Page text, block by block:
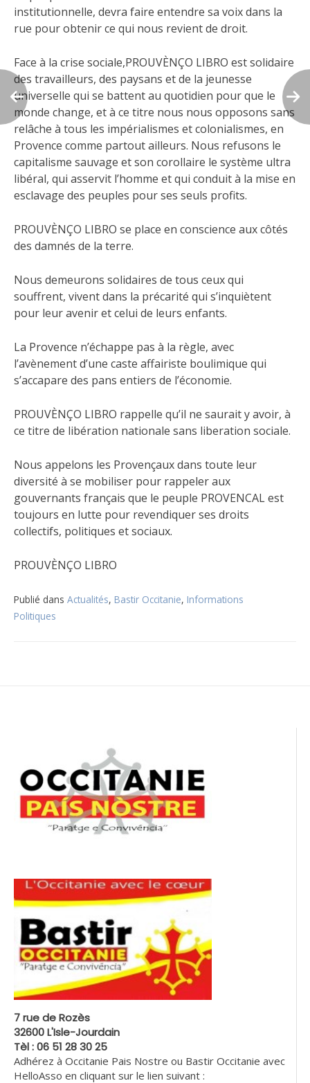
institutionnelle, devra faire entendre sa voix dans la
rue pour obtenir ce qui nous revient de droit.
Face à la crise sociale,PROUVÈNÇO LIBRO est solidaire
des travailleurs, des paysans et de la jeunesse
universelle qui se battent au quotidien pour que le
monde change, et à ce titre nous nous opposons sans
relâche à tous les impérialismes et colonialismes, en
Provence comme partout ailleurs. Nous refusons le
capitalisme sauvage et son corollaire le système ultra
libéral, qui asservit l’homme et qui conduit à la mise en
esclavage des peuples pour ses seuls profits.
PROUVÈNÇO LIBRO se place en conscience aux côtés
des damnés de la terre.
Nous demeurons solidaires de tous ceux qui
souffrent, vivent dans la précarité qui s’inquiètent
pour leur avenir et celui de leurs enfants.
La Provence n’échappe pas à la règle, avec
l’avènement d’une caste affairiste boulimique qui
s’accapare des pans entiers de l’économie.
PROUVÈNÇO LIBRO rappelle qu’il ne saurait y avoir, à
ce titre de libération nationale sans liberation sociale.
Nous appelons les Provençaux dans toute leur
diversité à se mobiliser pour rappeler aux
gouvernants français que le peuple PROVENCAL est
toujours en lutte pour revendiquer ses droits
collectifs, politiques et sociaux.
PROUVÈNÇO LIBRO
Publié dans Actualités, Bastir Occitanie, Informations
Politiques
7 rue de Rozès
32600 L'Isle-Jourdain
Tèl : 06 51 28 30 25
Adhérez à Occitanie Pais Nostre ou Bastir Occitanie avec
HelloAsso en cliquant sur le lien suivant :